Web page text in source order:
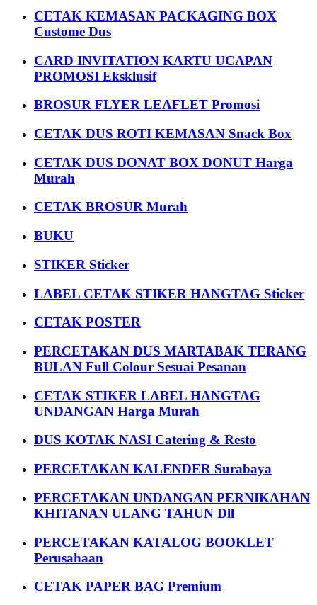
CETAK KEMASAN PACKAGING BOX
Custome Dus
CARD INVITATION KARTU UCAPAN
PROMOSI Eksklusif
BROSUR FLYER LEAFLET Promosi
CETAK DUS ROTI KEMASAN Snack Box
CETAK DUS DONAT BOX DONUT Harga
Murah
CETAK BROSUR Murah
BUKU
STIKER Sticker
LABEL CETAK STIKER HANGTAG Sticker
CETAK POSTER
PERCETAKAN DUS MARTABAK TERANG
BULAN Full Colour Sesuai Pesanan
CETAK STIKER LABEL HANGTAG
UNDANGAN Harga Murah
DUS KOTAK NASI Catering & Resto
PERCETAKAN KALENDER Surabaya
PERCETAKAN UNDANGAN PERNIKAHAN
KHITANAN ULANG TAHUN Dll
PERCETAKAN KATALOG BOOKLET
Perusahaan
CETAK PAPER BAG Premium